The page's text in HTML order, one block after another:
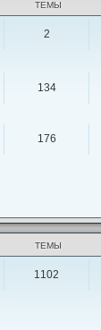
ТЕМЫ
2
134
176
ТЕМЫ
1102